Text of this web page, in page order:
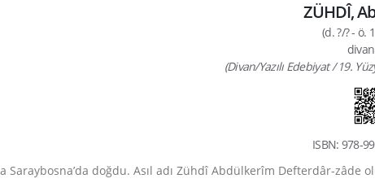
ZÜHDÎ,
(d. ?/? - ö.
(Divan/Yazılı Edebiyat / 19.
ISBN: 978-
Saraybosna’da doğdu. Asıl adı Zühdî Abdülkerîm Defterdâr-zâde